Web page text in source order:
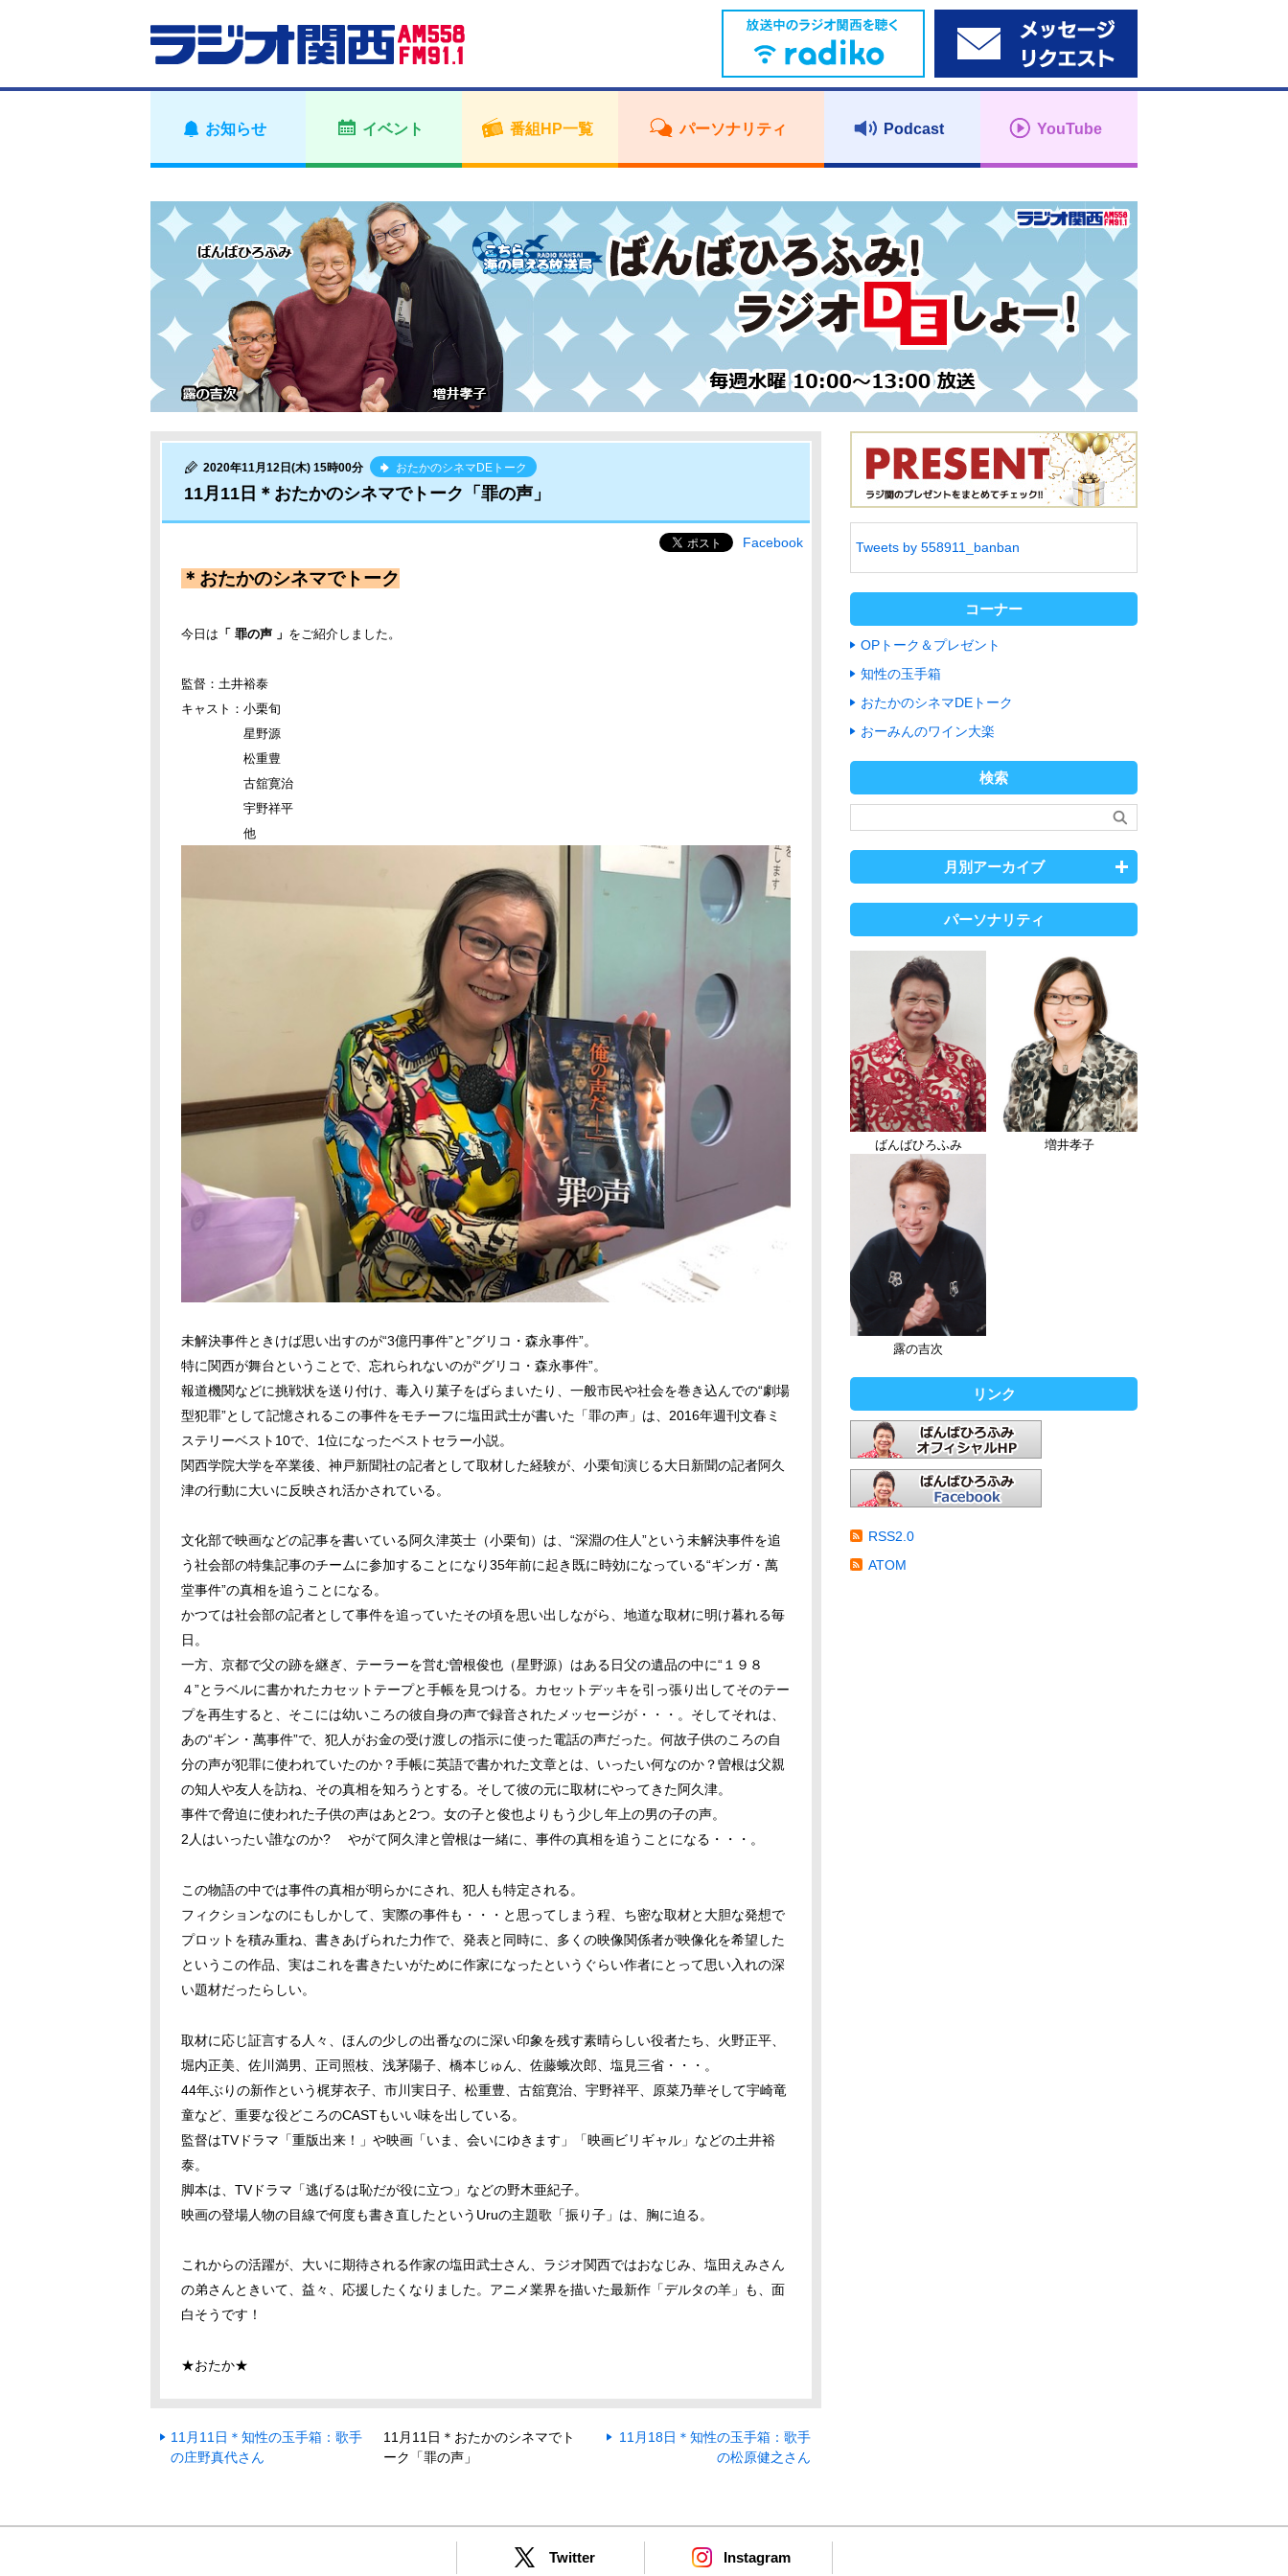
お知らせ イベント 番組HP一覧 パーソナリティ Podcast YouTube
2020年11月12日(木) 15時00分 おたかのシネマDEトーク
11月11日＊おたかのシネマでトーク「罪の声」
Facebook
＊おたかのシネマでトーク
今日は 「 罪の声 」 をご紹介しました。
監督：土井裕泰
キャスト：小栗旬
星野源
松重豊
古舘寛治
宇野祥平
他
未解決事件ときけば思い出すのが“3億円事件”と”グリコ・森永事件”。
特に関西が舞台ということで、忘れられないのが“グリコ・森永事件”。
報道機関などに挑戦状を送り付け、毒入り菓子をばらまいたり、一般市民や社会を巻き込んでの“劇場
型犯罪”として記憶されるこの事件をモチーフに塩田武士が書いた「罪の声」は、 2016年週刊文春ミ
ステリーベスト 10で、 1位になったベストセラー小説。
関西学院大学を卒業後、神戸新聞社の記者として取材した経験が、小栗旬演じる大日新聞の記者阿久
津の行動に大いに反映され活かされている。
文化部で映画などの記事を書いている阿久津英士（小栗旬）は、“深淵の住人”という未解決事件を追
う社会部の特集記事のチームに参加することになり35年前に起き既に時効になっている“ギンガ・萬
堂事件”の真相を追うことになる。
かつては社会部の記者として事件を追っていたその頃を思い出しながら、地道な取材に明け暮れる毎
日。
一方、京都で父の跡を継ぎ、テーラーを営む曽根俊也（星野源）はある日父の遺品の中に“１９８
４”とラベルに書かれたカセットテープと手帳を見つける。カセットデッキを引っ張り出してそのテー
プを再生すると、そこには幼いころの彼自身の声で録音されたメッセージが・・・。そしてそれは、
あの“ギン・萬事件”で、犯人がお金の受け渡しの指示に使った電話の声だった。何故子供のころの自
分の声が犯罪に使われていたのか？手帳に英語で書かれた文章とは、いったい何なのか？曽根は父親
の知人や友人を訪ね、その真相を知ろうとする。そして彼の元に取材にやってきた阿久津。
事件で脅迫に使われた子供の声はあと2つ。女の子と俊也よりもう少し年上の男の子の声。
2人はいったい誰なのか? やがて阿久津と曽根は一緒に、事件の真相を追うことになる・・・。
この物語の中では事件の真相が明らかにされ、犯人も特定される。
フィクションなのにもしかして、実際の事件も・・・と思ってしまう程、ち密な取材と大胆な発想で
プロットを積み重ね、書きあげられた力作で、発表と同時に、多くの映像関係者が映像化を希望した
というこの作品、実はこれを書きたいがために作家になったというぐらい作者にとって思い入れの深
い題材だったらしい。
取材に応じ証言する人々、ほんの少しの出番なのに深い印象を残す素晴らしい役者たち、火野正平、
堀内正美、佐川満男、正司照枝、浅茅陽子、橋本じゅん、佐藤蛾次郎、塩見三省・・・。
44年ぶりの新作という梶芽衣子、市川実日子、松重豊、古舘寛治、宇野祥平、原菜乃華そして宇崎竜
童など、重要な役どころのCASTもいい味を出している。
監督はTVドラマ「重版出来！」や映画「いま、会いにゆきます」「映画ビリギャル」などの土井裕
泰。
脚本は、 TVドラマ「逃げるは恥だが役に立つ」などの野木亜紀子。
映画の登場人物の目線で何度も書き直したという Uruの主題歌「振り子」は、胸に迫る。
これからの活躍が、大いに期待される作家の塩田武士さん、ラジオ関西ではおなじみ、塩田えみさん
の弟さんときいて、益々、応援したくなりました。アニメ業界を描いた最新作「デルタの羊」も、面
白そうです！
★おたか★
11月11日＊知性の玉手箱：歌手
の庄野真代さん
11月11日＊おたかのシネマでト
ーク「罪の声」
11月18日＊知性の玉手箱：歌手
の松原健之さん
Tweets by 558911_banban
コーナー
OPトーク＆プレゼント
知性の玉手箱
おたかのシネマDEトーク
おーみんのワイン大楽
検索
月別アーカイブ
パーソナリティ
ばんばひろふみ 増井孝子
露の吉次
リンク
RSS2.0
ATOM
Twitter Instagram